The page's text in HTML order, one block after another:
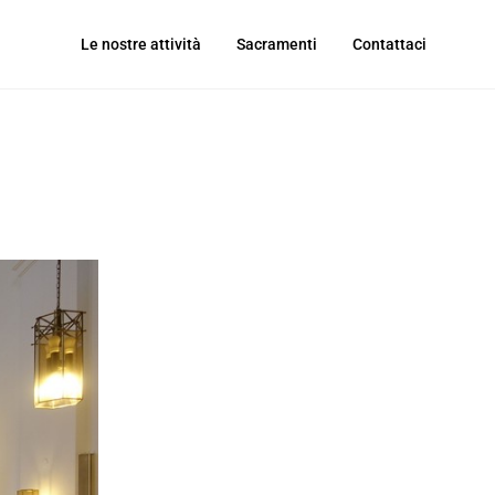
Le nostre attività Sacramenti Contattaci